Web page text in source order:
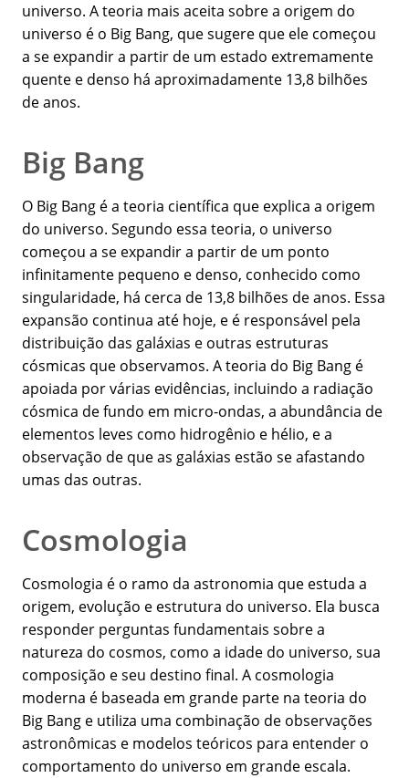
universo. A teoria mais aceita sobre a origem do
universo é o Big Bang, que sugere que ele começou
a se expandir a partir de um estado extremamente
quente e denso há aproximadamente 13,8 bilhões
de anos.
Big Bang
O Big Bang é a teoria científica que explica a origem
do universo. Segundo essa teoria, o universo
começou a se expandir a partir de um ponto
infinitamente pequeno e denso, conhecido como
singularidade, há cerca de 13,8 bilhões de anos. Essa
expansão continua até hoje, e é responsável pela
distribuição das galáxias e outras estruturas
cósmicas que observamos. A teoria do Big Bang é
apoiada por várias evidências, incluindo a radiação
cósmica de fundo em micro-ondas, a abundância de
elementos leves como hidrogênio e hélio, e a
observação de que as galáxias estão se afastando
umas das outras.
Cosmologia
Cosmologia é o ramo da astronomia que estuda a
origem, evolução e estrutura do universo. Ela busca
responder perguntas fundamentais sobre a
natureza do cosmos, como a idade do universo, sua
composição e seu destino final. A cosmologia
moderna é baseada em grande parte na teoria do
Big Bang e utiliza uma combinação de observações
astronômicas e modelos teóricos para entender o
comportamento do universo em grande escala.